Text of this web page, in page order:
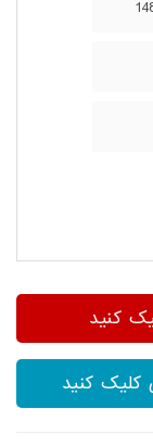
کنید
کنید